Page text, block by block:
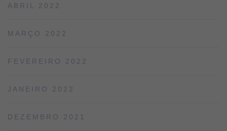
ABRIL 2022
MARÇO 2022
FEVEREIRO 2022
JANEIRO 2022
DEZEMBRO 2021